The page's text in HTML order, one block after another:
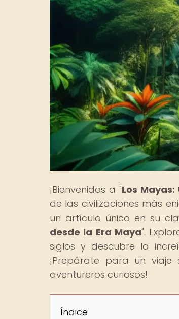
¡Bienvenidos a "Los
de las civilizaciones más
un artículo único en su
desde la Era Maya".
siglos y descubre la
¡Prepárate para un
aventureros curiosos!
Índice